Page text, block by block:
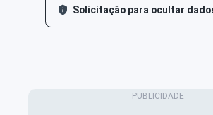
Solicitação para ocultar